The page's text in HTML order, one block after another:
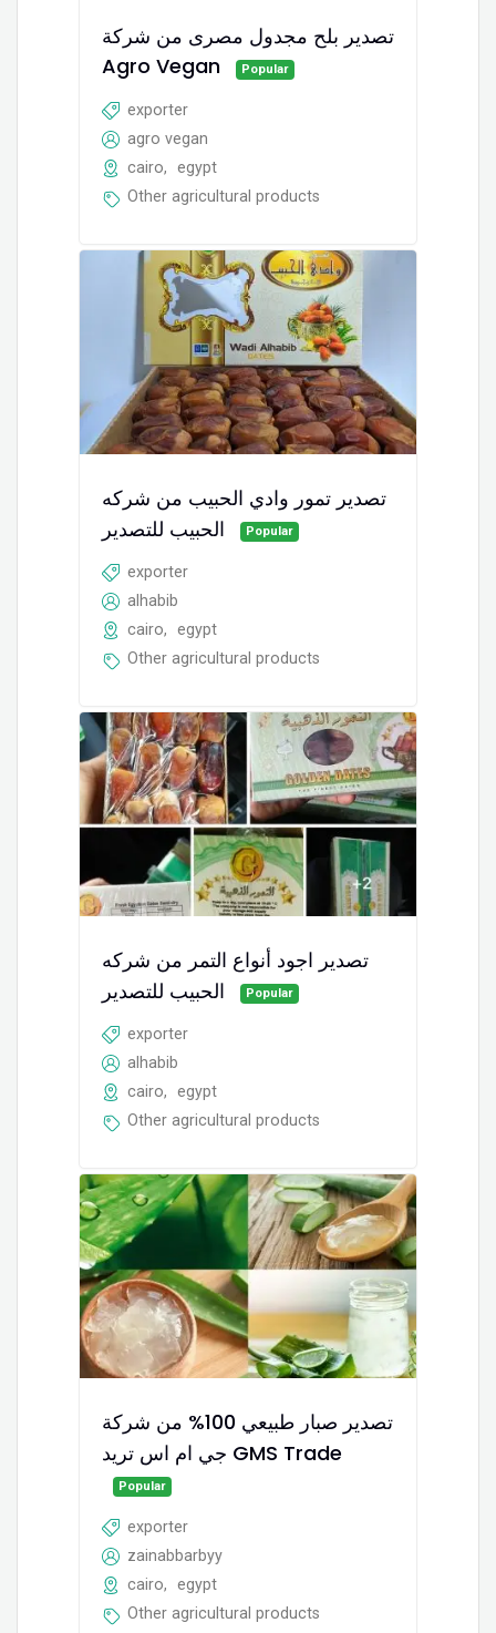
تصدير بلح مجدول مصرى من شركة
Agro Vegan
Popular
exporter
agro vegan
cairo,
egypt
Other agricultural products
تصدير تمور وادي الحبيب من شركه
الحبيب للتصدير
Popular
exporter
alhabib
cairo,
egypt
Other agricultural products
تصدير اجود أنواع التمر من شركه
الحبيب للتصدير
Popular
exporter
alhabib
cairo,
egypt
Other agricultural products
تصدير صبار طبيعي 100% من شركة
جي ام اس تريد GMS Trade
Popular
exporter
zainabbarbyy
cairo,
egypt
Other agricultural products